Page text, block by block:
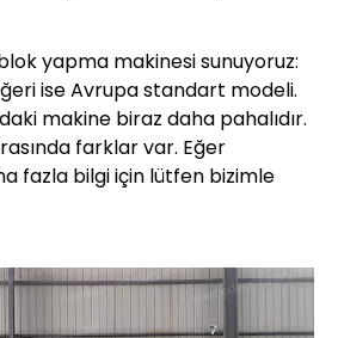
yapma makinesi sunuyoruz:
ise Avrupa standart modeli.
makine biraz daha pahalıdır.
farklar var. Eğer
fazla bilgi için lütfen bizimle